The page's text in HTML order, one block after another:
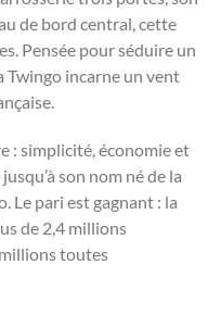
de bord central, cette
Pensée pour séduire un
Twingo incarne un vent
: simplicité, économie et
son nom né de la
Le pari est gagnant : la
de 2,4 millions
millions toutes